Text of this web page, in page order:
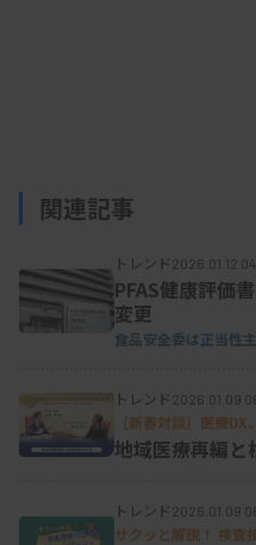
関連記事
トレンド 2026.01.12
PFAS健康評価
変更
食品安全委は正当性
トレンド 2026.01.09
［新春対談］医療
役割 現場・政策の最
地域医療再編と
トレンド 2026.01.09
サクッと解説！ 検